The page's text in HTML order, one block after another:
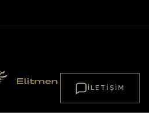
İLETIŞIM